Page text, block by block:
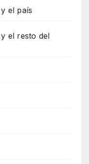
el país
el resto del